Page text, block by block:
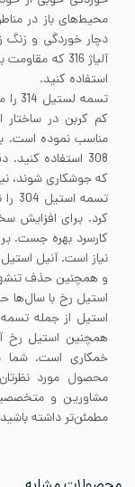
محیط‌های باز در
دچار خوردگی و زنگ
آلیاژ 316 که
استفاده کنید.
که جوشکاری شوند،
کرد. برای افزایش
و همچنین حذف
استیل رخ با سال‌ها
استیل از جمله
همچنین استیل رخ
خمکاری است. شما
محصول مورد
مشاورین و
مطمئن‌تر داشته